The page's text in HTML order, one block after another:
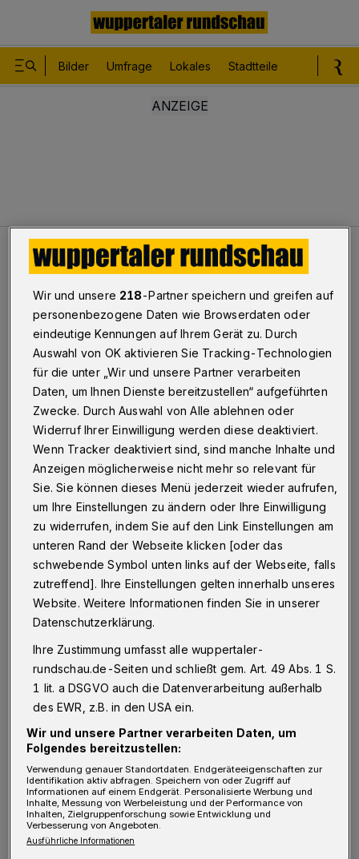
Bilder Umfrage Lokales Stadtteile
Leser 100 Jahre lief alles gut
Leser
100 Jahre lief alles gut
Betr.: "Schwebebahn fährt bis Mitte 2019 nicht"
Eine Minute Lesezeit
D as ist von den Stadtwerken einfach
unglaubliches Versagen: Seit sie an der
stillgelegt worden. 100 Jahre lief alles gut. Das
Schlimmste ist: Zum 90. Geburtstag der Stadt
steht sie auch still.
Was wäre es schön, jetzt noch eine
Straßenbahn im Tal als Alternative zu haben.
Ach ja, die brauchten ja Stadt und WSW ab
1987 nicht mehr. In anderen Städten gibt's
Wir und unsere 218-Partner speichern und greifen auf
personenbezogene Daten wie Browserdaten oder
eindeutige Kennungen auf Ihrem Gerät zu. Durch
Auswahl von OK aktivieren Sie Tracking-Technologien
für die unter „Wir und unsere Partner verarbeiten
Daten, um Ihnen Dienste bereitzustellen“ aufgeführten
Zwecke. Durch Auswahl von Alle ablehnen oder
Widerruf Ihrer Einwilligung werden diese deaktiviert.
Wenn Tracker deaktiviert sind, sind manche Inhalte und
Anzeigen möglicherweise nicht mehr so relevant für
Sie. Sie können dieses Menü jederzeit wieder aufrufen,
um Ihre Einstellungen zu ändern oder Ihre Einwilligung
zu widerrufen, indem Sie auf den Link Einstellungen am
unteren Rand der Webseite klicken [oder das
schwebende Symbol unten links auf der Webseite, falls
zutreffend]. Ihre Einstellungen gelten innerhalb unseres
Website. Weitere Informationen finden Sie in unserer
Datenschutzerklärung.
Ihre Zustimmung umfasst alle wuppertaler-
rundschau.de-Seiten und schließt gem. Art. 49 Abs. 1 S.
1 lit. a DSGVO auch die Datenverarbeitung außerhalb
des EWR, z.B. in den USA ein.
Wir und unsere Partner verarbeiten Daten, um
Folgendes bereitzustellen:
Verwendung genauer Standortdaten. Endgeräteeigenschaften zur
Identifikation aktiv abfragen. Speichern von oder Zugriff auf
Informationen auf einem Endgerät. Personalisierte Werbung und
Inhalte, Messung von Werbeleistung und der Performance von
Inhalten, Zielgruppenforschung sowie Entwicklung und
Verbesserung von Angeboten.
Ausführliche Informationen